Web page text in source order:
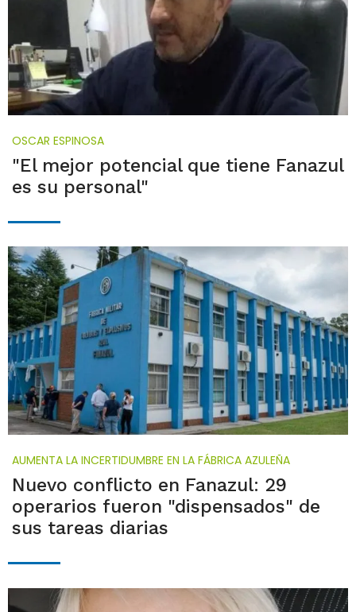
OSCAR ESPINOSA
"El mejor potencial que tiene Fanazul
es su personal"
AUMENTA LA INCERTIDUMBRE EN LA FÁBRICA AZULEÑA
Nuevo conflicto en Fanazul: 29
operarios fueron "dispensados" de
sus tareas diarias